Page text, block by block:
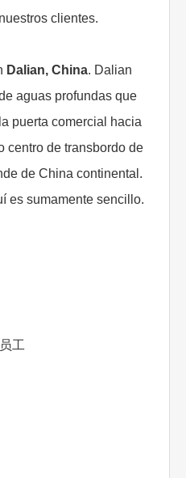
clientes.
Dalian, China. Dalian
aguas profundas que
puerta comercial hacia
centro de transbordo de
de China continental.
es sumamente sencillo.